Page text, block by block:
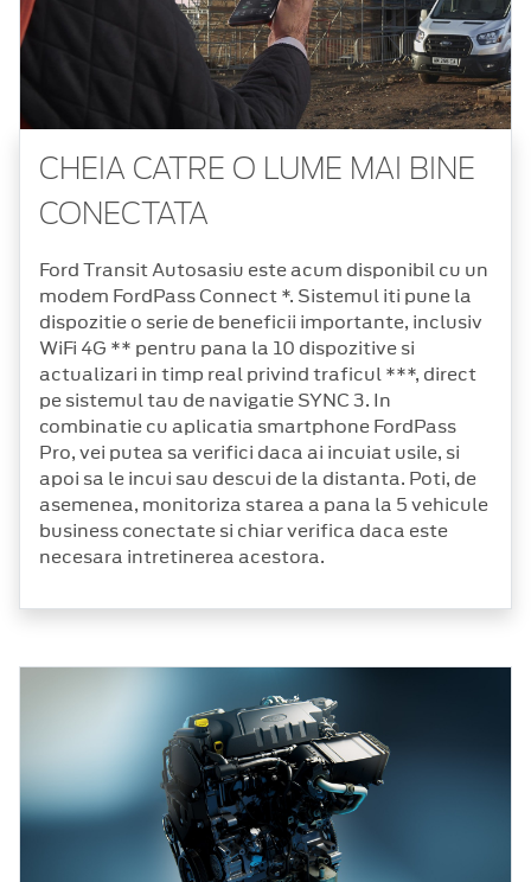
CHEIA CATRE O LUME MAI BINE
CONECTATA
Ford Transit Autosasiu este acum disponibil cu un
modem FordPass Connect *. Sistemul iti pune la
dispozitie o serie de beneficii importante, inclusiv
WiFi 4G ** pentru pana la 10 dispozitive si
actualizari in timp real privind traficul ***, direct
pe sistemul tau de navigatie SYNC 3. In
combinatie cu aplicatia smartphone FordPass
Pro, vei putea sa verifici daca ai incuiat usile, si
apoi sa le incui sau descui de la distanta. Poti, de
asemenea, monitoriza starea a pana la 5 vehicule
business conectate si chiar verifica daca este
necesara intretinerea acestora.